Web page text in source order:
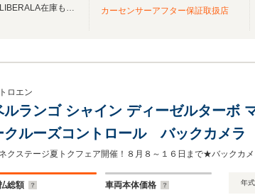
無料電話は24時間ご案内！！全国のLIBERALA在庫も見たい方は一括照会が可能です！
カーセンサーアフター保証取扱店
ロエン
ルランゴ シャイン ディーゼルターボ
クルーズコントロール バックカメ
16インチアルミ オートエアコン
総額 車両本体価格 年式